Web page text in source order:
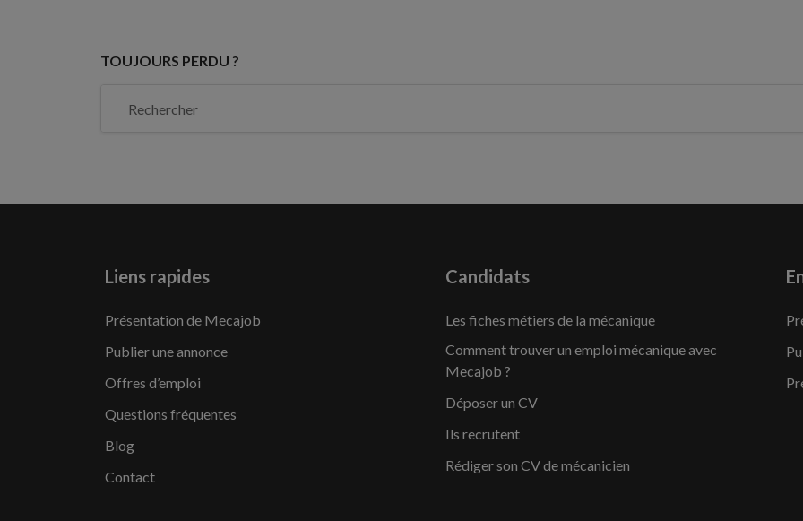
TOUJOURS PERDU ?
Liens rapides
Présentation de Mecajob
Publier une annonce
Offres d’emploi
Questions fréquentes
Blog
Contact
Candidats
Les fiches métiers de la mécanique
Comment trouver un emploi mécanique avec
Mecajob ?
Déposer un CV
Ils recrutent
Rédiger son CV de mécanicien